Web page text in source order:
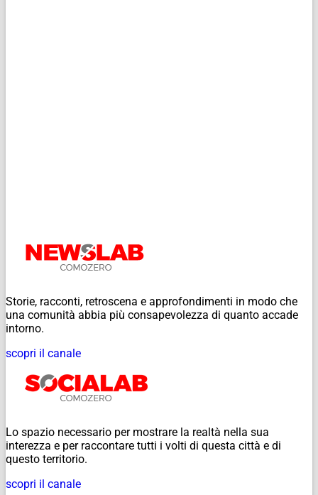
Storie, racconti, retroscena e approfondimenti in modo che
una comunità abbia più consapevolezza di quanto accade
intorno.
scopri il canale
Lo spazio necessario per mostrare la realtà nella sua
interezza e per raccontare tutti i volti di questa città e di
questo territorio.
scopri il canale